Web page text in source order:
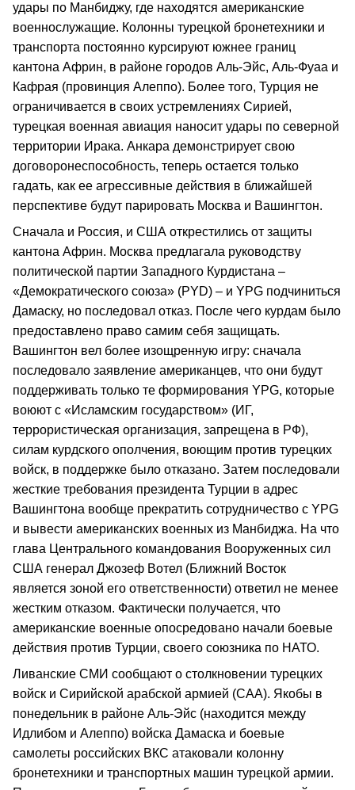
удары по Манбиджу, где находятся американские
военнослужащие. Колонны турецкой бронетехники и
транспорта постоянно курсируют южнее границ
кантона Африн, в районе городов Аль-Эйс, Аль-Фуаа и
Кафрая (провинция Алеппо). Более того, Турция не
ограничивается в своих устремлениях Сирией,
турецкая военная авиация наносит удары по северной
территории Ирака. Анкара демонстрирует свою
договоронеспособность, теперь остается только
гадать, как ее агрессивные действия в ближайшей
перспективе будут парировать Москва и Вашингтон.
Сначала и Россия, и США открестились от защиты
кантона Африн. Москва предлагала руководству
политической партии Западного Курдистана –
«Демократического союза» (PYD) – и YPG подчиниться
Дамаску, но последовал отказ. После чего курдам было
предоставлено право самим себя защищать.
Вашингтон вел более изощренную игру: сначала
последовало заявление американцев, что они будут
поддерживать только те формирования YPG, которые
воюют с «Исламским государством» (ИГ,
террористическая организация, запрещена в РФ),
силам курдского ополчения, воющим против турецких
войск, в поддержке было отказано. Затем последовали
жесткие требования президента Турции в адрес
Вашингтона вообще прекратить сотрудничество с YPG
и вывести американских военных из Манбиджа. На что
глава Центрального командования Вооруженных сил
США генерал Джозеф Вотел (Ближний Восток
является зоной его ответственности) ответил не менее
жестким отказом. Фактически получается, что
американские военные опосредовано начали боевые
действия против Турции, своего союзника по НАТО.
Ливанские СМИ сообщают о столкновении турецких
войск и Сирийской арабской армией (САА). Якобы в
понедельник в районе Аль-Эйс (находится между
Идлибом и Алеппо) войска Дамаска и боевые
самолеты российских ВКС атаковали колонну
бронетехники и транспортных машин турецкой армии.